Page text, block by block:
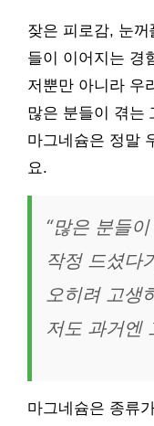
잦은 피로감, 눈
들이 이어지는 경
저뿐만 아니라 우
많은 분들이 겪는
마그네슘은 정말
요.
“많은 분들
작정 드셨다
오히려 고생
저도 과거엔
마그네슘은 종류